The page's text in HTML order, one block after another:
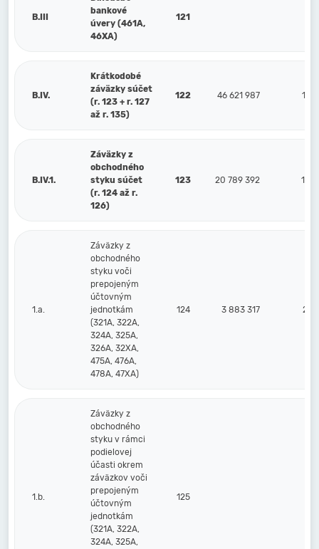
B.III
bankové
úvery (461A,
46XA)
121
B.IV.
Krátkodobé
záväzky súčet
(r. 123 + r. 127
až r. 135)
122 46 621 987 17
B.IV.1.
Záväzky z
obchodného
styku súčet
(r. 124 až r.
126)
123 20 789 392 16
1.a.
Záväzky z
obchodného
styku voči
prepojeným
účtovným
jednotkám
(321A, 322A,
324A, 325A,
326A, 32XA,
475A, 476A,
478A, 47XA)
124 3 883 317 2
1.b.
Záväzky z
obchodného
styku v rámci
podielovej
účasti okrem
záväzkov voči
prepojeným
účtovným
jednotkám
(321A, 322A,
324A, 325A,
125